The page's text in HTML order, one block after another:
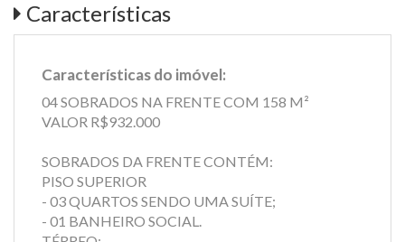
Características
Características do imóvel:
04 SOBRADOS NA FRENTE COM 158 M²
VALOR R$932.000
SOBRADOS DA FRENTE CONTÉM:
PISO SUPERIOR
- 03 QUARTOS SENDO UMA SUÍTE;
- 01 BANHEIRO SOCIAL.